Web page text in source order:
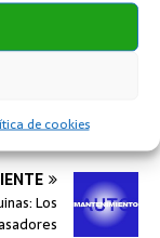
de cookies
Los